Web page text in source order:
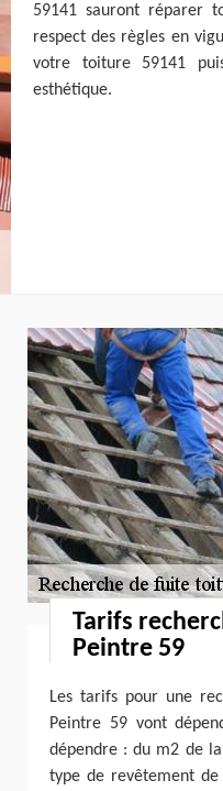
59141 sauront réparer
respect des règles en
votre toiture 59141
esthétique.
Tarifs
Peintre 59
Les tarifs pour une
Peintre 59 vont
dépendre : du m2 de
type de revêtement